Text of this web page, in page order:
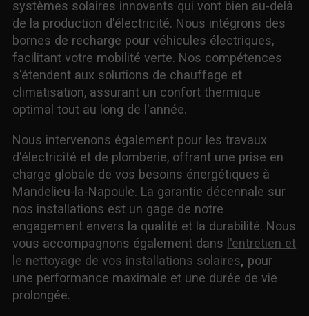
systèmes solaires innovants qui vont bien au-delà
de la production d'électricité. Nous intégrons des
bornes de recharge pour véhicules électriques,
facilitant votre mobilité verte. Nos compétences
s'étendent aux solutions de chauffage et
climatisation, assurant un confort thermique
optimal tout au long de l'année.
Nous intervenons également pour les travaux
d'électricité et de plomberie, offrant une prise en
charge globale de vos besoins énergétiques à
Mandelieu-la-Napoule. La garantie décennale sur
nos installations est un gage de notre
engagement envers la qualité et la durabilité. Nous
vous accompagnons également dans l'entretien et
le nettoyage de vos installations solaires, pour
une performance maximale et une durée de vie
prolongée.